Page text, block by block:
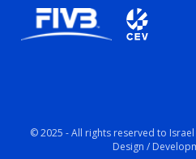
© 2025 - All rights reserved to
Design /